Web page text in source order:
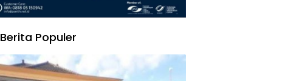
Berita Populer